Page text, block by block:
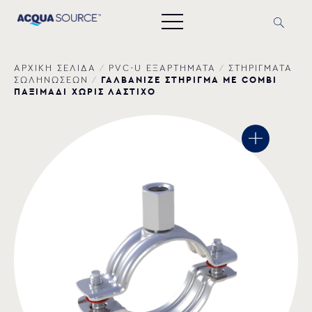
ΑΡΧΙΚΗ ΣΕΛΙΔΑ / PVC-U ΕΞΑΡΤΗΜΑΤΑ / ΣΤΗΡΙΓΜΑΤΑ
ΣΩΛΗΝΩΣΕΩΝ
/ ΓΑΛΒΑΝΙΖΕ ΣΤΗΡΙΓΜΑ ΜΕ COMBI
ΠΑΞΙΜΑΔΙ ΧΩΡΙΣ ΛΑΣΤΙΧΟ